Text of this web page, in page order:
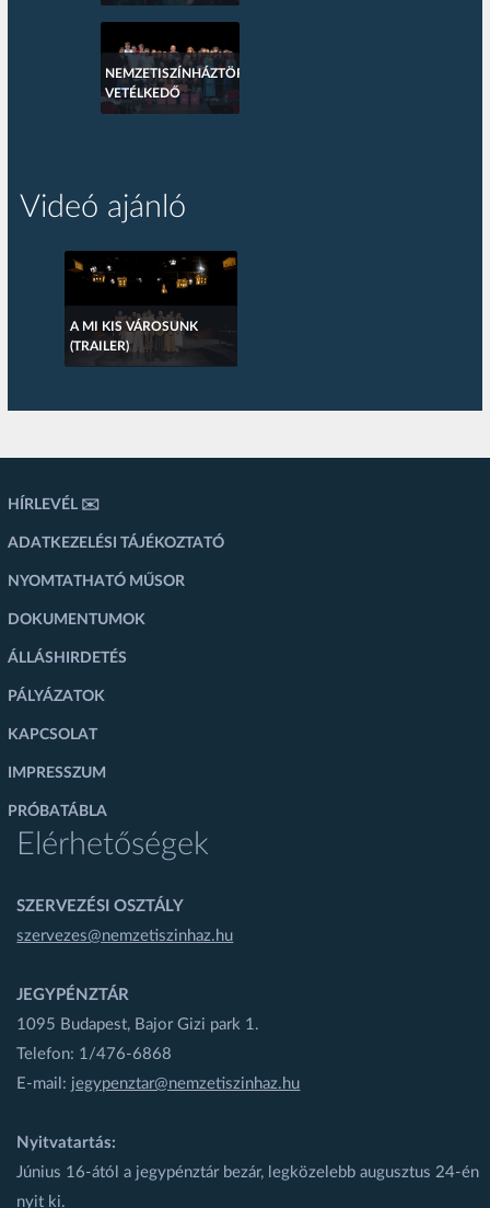
NEMZETISZÍNHÁZTÖRTÉNETI
VETÉLKEDŐ
Videó ajánló
A MI KIS VÁROSUNK
(TRAILER)
HÍRLEVÉL ✉️
ADATKEZELÉSI TÁJÉKOZTATÓ
NYOMTATHATÓ MŰSOR
DOKUMENTUMOK
ÁLLÁSHIRDETÉS
PÁLYÁZATOK
KAPCSOLAT
IMPRESSZUM
PRÓBATÁBLA
Elérhetőségek
SZERVEZÉSI OSZTÁLY
szervezes@nemzetiszinhaz.hu
JEGYPÉNZTÁR
1095 Budapest, Bajor Gizi park 1.
Telefon: 1/476-6868
E-mail: jegypenztar@nemzetiszinhaz.hu
Nyitvatartás:
Június 16-ától a jegypénztár bezár, legközelebb augusztus 24-én
nyit ki.